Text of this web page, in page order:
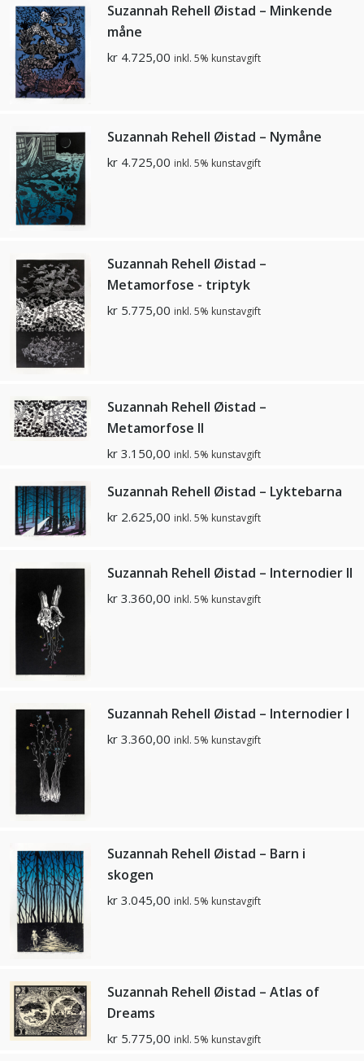
Suzannah Rehell Øistad – Minkende
måne
kr 4.725,00 inkl. 5% kunstavgift
Suzannah Rehell Øistad – Nymåne
kr 4.725,00 inkl. 5% kunstavgift
Suzannah Rehell Øistad –
Metamorfose - triptyk
kr 5.775,00 inkl. 5% kunstavgift
Suzannah Rehell Øistad –
Metamorfose ll
kr 3.150,00 inkl. 5% kunstavgift
Suzannah Rehell Øistad – Lyktebarna
kr 2.625,00 inkl. 5% kunstavgift
Suzannah Rehell Øistad – Internodier ll
kr 3.360,00 inkl. 5% kunstavgift
Suzannah Rehell Øistad – Internodier l
kr 3.360,00 inkl. 5% kunstavgift
Suzannah Rehell Øistad – Barn i
skogen
kr 3.045,00 inkl. 5% kunstavgift
Suzannah Rehell Øistad – Atlas of
Dreams
kr 5.775,00 inkl. 5% kunstavgift